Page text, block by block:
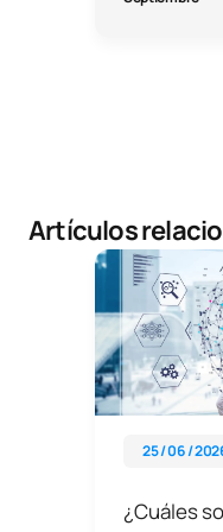
Artículos
25 / 06 /
¿Cuáles